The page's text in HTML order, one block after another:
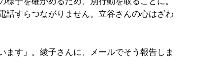
話すらつながりません。立谷さんの心はざわ
ます」。綾子さんに、メールでそう報告しま